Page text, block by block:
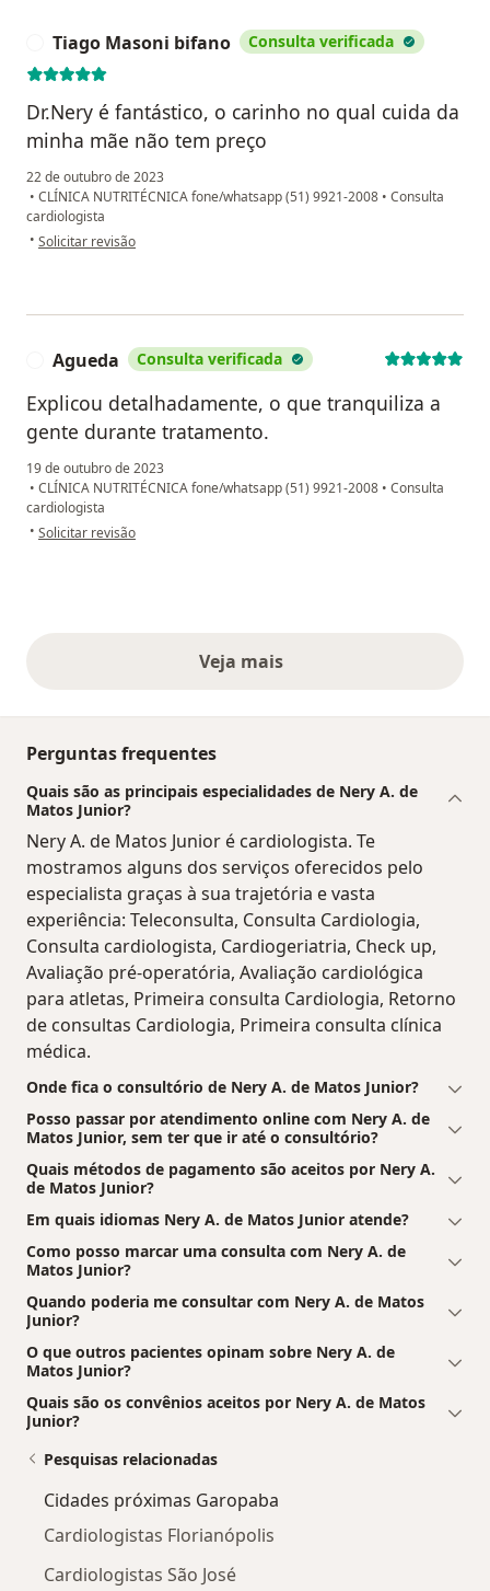
Tiago Masoni bifano Consulta verificada
Dr.Nery é fantástico, o carinho no qual cuida da
minha mãe não tem preço
22 de outubro de 2023
• CLÍNICA NUTRITÉCNICA fone/whatsapp (51) 9921-2008 • Consulta
cardiologista
• na opinião do utilizador Tiago Masoni bifano
Solicitar revisão
Agueda Consulta verificada
Explicou detalhadamente, o que tranquiliza a
gente durante tratamento.
19 de outubro de 2023
• CLÍNICA NUTRITÉCNICA fone/whatsapp (51) 9921-2008 • Consulta
cardiologista
• na opinião do utilizador Agueda
Solicitar revisão
Veja maisopiniões acima
Perguntas frequentes
Quais são as principais especialidades de Nery A. de
Matos Junior?
Nery A. de Matos Junior é cardiologista. Te
mostramos alguns dos serviços oferecidos pelo
especialista graças à sua trajetória e vasta
experiência: Teleconsulta, Consulta Cardiologia,
Consulta cardiologista, Cardiogeriatria, Check up,
Avaliação pré-operatória, Avaliação cardiológica
para atletas, Primeira consulta Cardiologia, Retorno
de consultas Cardiologia, Primeira consulta clínica
médica.
Onde fica o consultório de Nery A. de Matos Junior?
Posso passar por atendimento online com Nery A. de
Matos Junior, sem ter que ir até o consultório?
Quais métodos de pagamento são aceitos por Nery A.
de Matos Junior?
Em quais idiomas Nery A. de Matos Junior atende?
Como posso marcar uma consulta com Nery A. de
Matos Junior?
Quando poderia me consultar com Nery A. de Matos
Junior?
O que outros pacientes opinam sobre Nery A. de
Matos Junior?
Quais são os convênios aceitos por Nery A. de Matos
Junior?
Pesquisas relacionadas
Cidades próximas Garopaba
Cardiologistas Florianópolis
Cardiologistas São José